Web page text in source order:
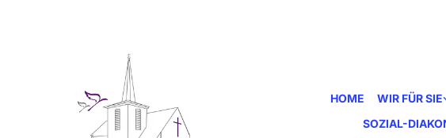
HOME WIR FÜR SIE
SOZIAL-